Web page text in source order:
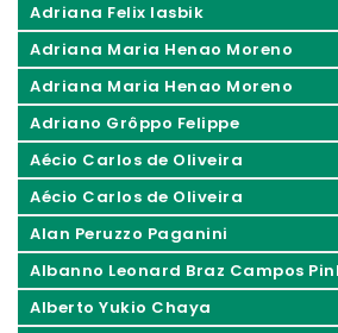
Adriana Felix Iasbik
Adriana Maria Henao Moreno
Adriana Maria Henao Moreno
Adriano Grôppo Felippe
Aécio Carlos de Oliveira
Aécio Carlos de Oliveira
Alan Peruzzo Paganini
Albanno Leonard Braz Campos
Alberto Yukio Chaya